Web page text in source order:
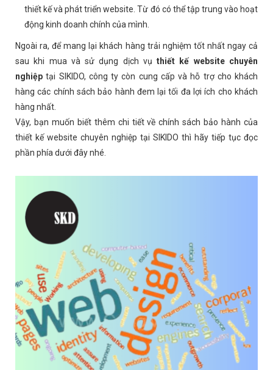
thiết kế và phát triển website. Từ đó có thể tập trung vào hoạt
động kinh doanh chính của mình.
Ngoài ra, để mang lại khách hàng trải nghiệm tốt nhất ngay cả
sau khi mua và sử dụng dịch vụthiết kế website chuyên
nghiệp tại SIKIDO, công ty còn cung cấp và hỗ trợ cho khách
hàng các chính sách bảo hành đem lại tối đa lợi ích cho khách
hàng nhất.
Vậy, bạn muốn biết thêm chi tiết về chính sách bảo hành của
thiết kế website chuyên nghiệp tại SIKIDO thì hãy tiếp tục đọc
phần phía dưới đây nhé.